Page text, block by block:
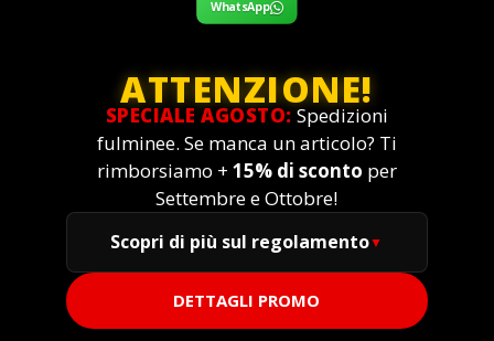
WhatsApp
ATTENZIONE!
SPECIALE AGOSTO: Spedizioni
fulminee. Se manca un articolo? Ti
rimborsiamo + 15% di sconto per
Settembre e Ottobre!
Scopri di più sul regolamento
DETTAGLI PROMO